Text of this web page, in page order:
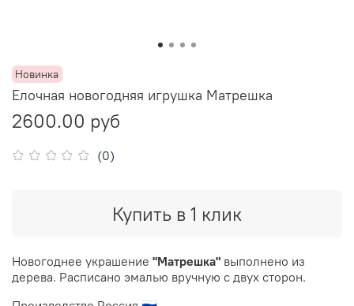
Новинка
(0)
Елочная новогодняя игрушка Матрешка
2600.00 руб
Купить в 1 клик
Новогоднее украшение "Матрешка" выполнено из
дерева. Расписано эмалью вручную с двух сторон.